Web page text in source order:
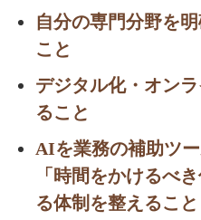
自分の専門分野を
こと
デジタル化・オン
ること
AIを業務の補助ツ
「時間をかけるべ
る体制を整えること